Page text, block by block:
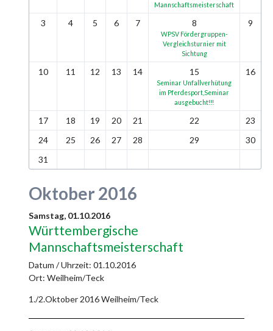
Mannschaftsmeisterschaft
3 4 5 6 7 8
WPSV Fördergruppen-
Vergleichsturnier mit
Sichtung
9
10 11 12 13 14 15
Seminar Unfallverhütung
im Pferdesport,Seminar
ausgebucht!!!
16
17 18 19 20 21 22
23
24
25 26 27 28 29
30
31
Oktober 2016
Samstag, 01.10.2016
Württembergische
Mannschaftsmeisterschaft
Datum / Uhrzeit: 01.10.2016
Ort: Weilheim/Teck
1./2.Oktober 2016 Weilheim/Teck